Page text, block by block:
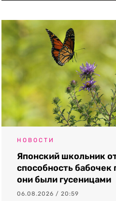
НОВОСТИ
Японский школьник
способность бабочек
они были гусеницами
06.08.2026 / 20:59